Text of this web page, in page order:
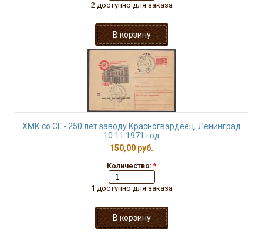
2 доступно для заказа
ХМК со СГ - 250 лет заводу Красногвардеец, Ленинград
10.11.1971 год
150,00 руб.
Количество: *
1 доступно для заказа